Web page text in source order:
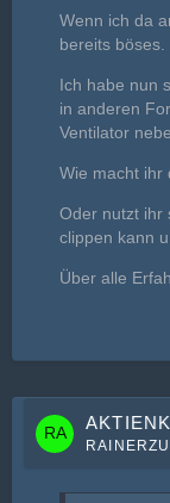
Wenn ich da
bereits böses.
Ich habe nun
in anderen
Ventilator
Wie macht ihr
Oder nutzt ihr
clippen kann
Über alle